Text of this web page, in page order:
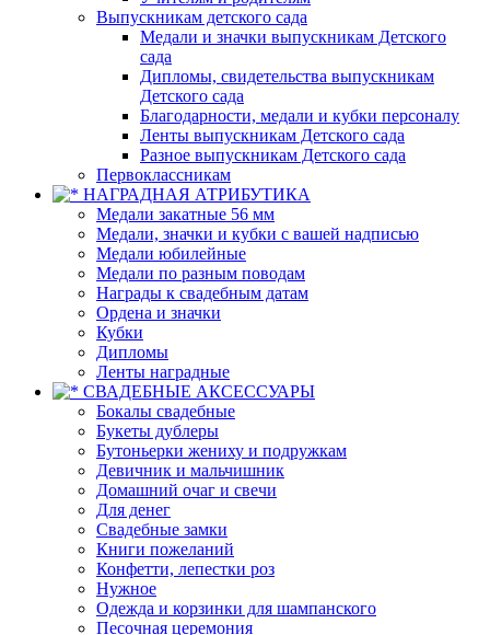
Выпускникам детского сада
Медали и значки выпускникам Детского
сада
Дипломы, свидетельства выпускникам
Детского сада
Благодарности, медали и кубки персоналу
Ленты выпускникам Детского сада
Разное выпускникам Детского сада
Первоклассникам
НАГРАДНАЯ АТРИБУТИКА
Медали закатные 56 мм
Медали, значки и кубки с вашей надписью
Медали юбилейные
Медали по разным поводам
Награды к свадебным датам
Ордена и значки
Кубки
Дипломы
Ленты наградные
СВАДЕБНЫЕ АКСЕССУАРЫ
Бокалы свадебные
Букеты дублеры
Бутоньерки жениху и подружкам
Девичник и мальчишник
Домашний очаг и свечи
Для денег
Свадебные замки
Книги пожеланий
Конфетти, лепестки роз
Нужное
Одежда и корзинки для шампанского
Песочная церемония